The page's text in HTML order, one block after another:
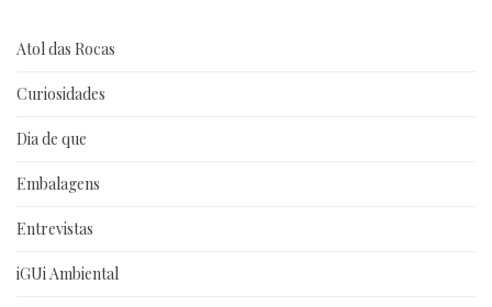
Atol das Rocas
Curiosidades
Dia de que
Embalagens
Entrevistas
iGUi Ambiental